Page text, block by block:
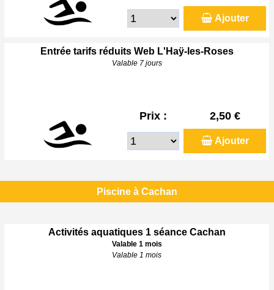
Ajouter
Entrée tarifs réduits Web L'Haÿ-les-Roses
Valable 7 jours
Prix : 2,50 €
Ajouter
Piscine à Cachan
Activités aquatiques 1 séance Cachan
Valable 1 mois
Valable 1 mois